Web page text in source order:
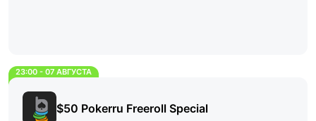
23:00 - 07 АВГУСТА
$50 Pokerru Freeroll Special